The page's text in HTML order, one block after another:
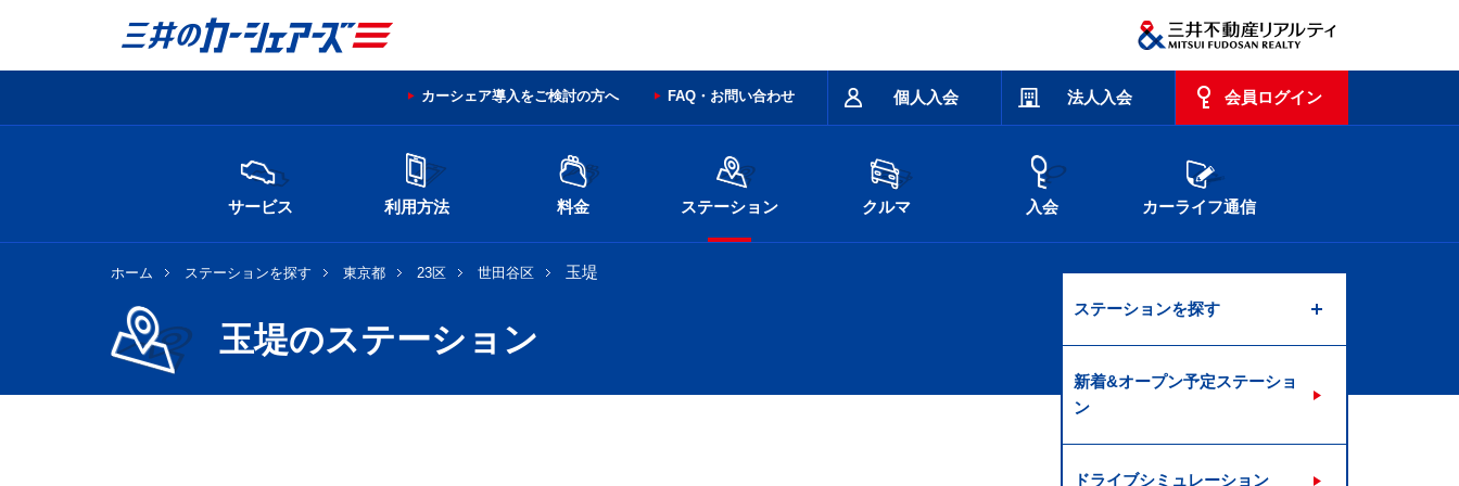
個人入会 法人入会 会員ログイン
カーシェア導入をご検討の方へ FAQ・お問い合わせ
サービス 利用方法 料金 ステーション クルマ 入会 カーライフ通信
ホーム ステーションを探す 東京都 23区 世田谷区 玉堤
玉堤のステーション
ステーションを探す
新着&オープン予定ステーショ
ン
ドライブシミュレーション